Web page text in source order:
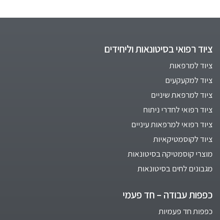
ציוד רפואי בסיטונאות וליחידים
ציוד למרפאות
ציוד למקעקעים
ציוד למרפאת שיניים
ציוד רפואי לחדרי ניתוח
ציוד רפואי למרפאות עיניים
ציוד לקוסמטיקאיות
מוצרי קוסמטיקה בסיטונאות
מגבונים לחים בסיטונאות
כפפות עבודה – חד פעמי
כפפות חד פעמיות